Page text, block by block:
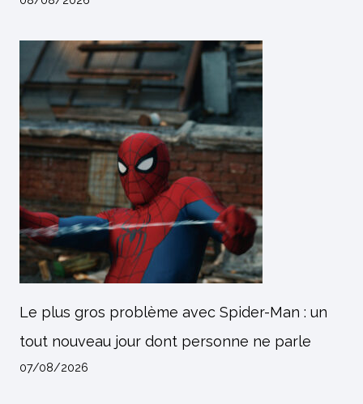
Le plus gros problème avec Spider-Man : un
tout nouveau jour dont personne ne parle
07/08/2026